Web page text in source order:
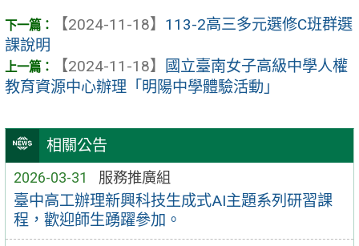
相關公告
2026-03-31 服務推廣組
臺中高工辦理新興科技生成式AI主題系列研習課
程，歡迎師生踴躍參加。
【2024-11-18】 113-2高三多元選修C班群選
課說明
【2024-11-18】
國立臺南女子高級中學人權
教育資源中心辦理「明陽中學體驗活動」